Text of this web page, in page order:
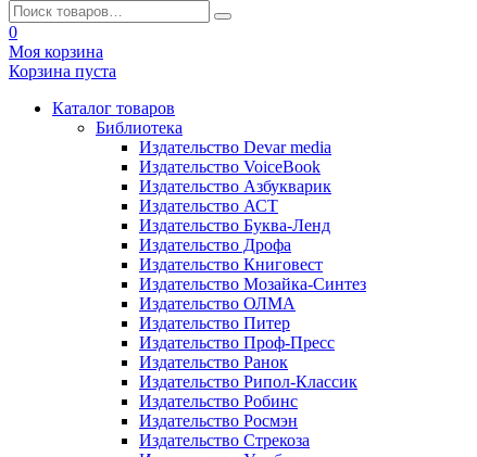
0
Моя корзина
Корзина пуста
Каталог товаров
Библиотека
Издательство Devar media
Издательство VoiceBook
Издательство Азбукварик
Издательство АСТ
Издательство Буква-Ленд
Издательство Дрофа
Издательство Книговест
Издательство Мозайка-Синтез
Издательство ОЛМА
Издательство Питер
Издательство Проф-Пресс
Издательство Ранок
Издательство Рипол-Классик
Издательство Робинс
Издательство Росмэн
Издательство Стрекоза